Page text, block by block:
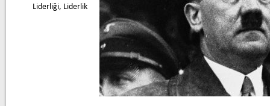
Liderliği, Liderlik